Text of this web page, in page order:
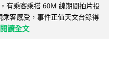
有乘客乘搭 60M 線期間拍片投
客感受，事件正值天文台錄得
閱讀全文